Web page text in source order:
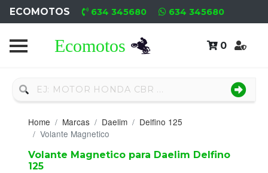
ECOMOTOS 634 345680 634 345680
0
Home
Nuevo
Neumáticos
Campa
Home Marcas Daelim
Delfino 125
Volante Magnetico
Volante Magnetico para Daelim Delfino
125